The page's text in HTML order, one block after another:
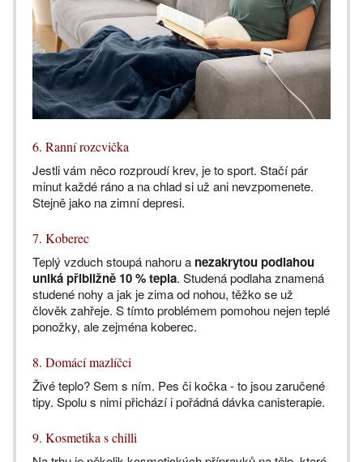
6. Ranní rozcvička
Jestli vám něco rozproudí krev, je to sport. Stačí pár
minut každé ráno a na chlad si už ani nevzpomenete.
Stejně jako na zimní depresi.
7. Koberec
Teplý vzduch stoupá nahoru a nezakrytou podlahou
uniká přibližně 10 % tepla. Studená podlaha znamená
studené nohy a jak je zima od nohou, těžko se už
člověk zahřeje. S tímto problémem pomohou nejen teplé
ponožky, ale zejména koberec.
8. Domácí mazlíčci
Živé teplo? Sem s ním. Pes či kočka - to jsou zaručené
tipy. Spolu s nimi přichází i pořádná dávka canisterapie.
9. Kosmetika s chilli